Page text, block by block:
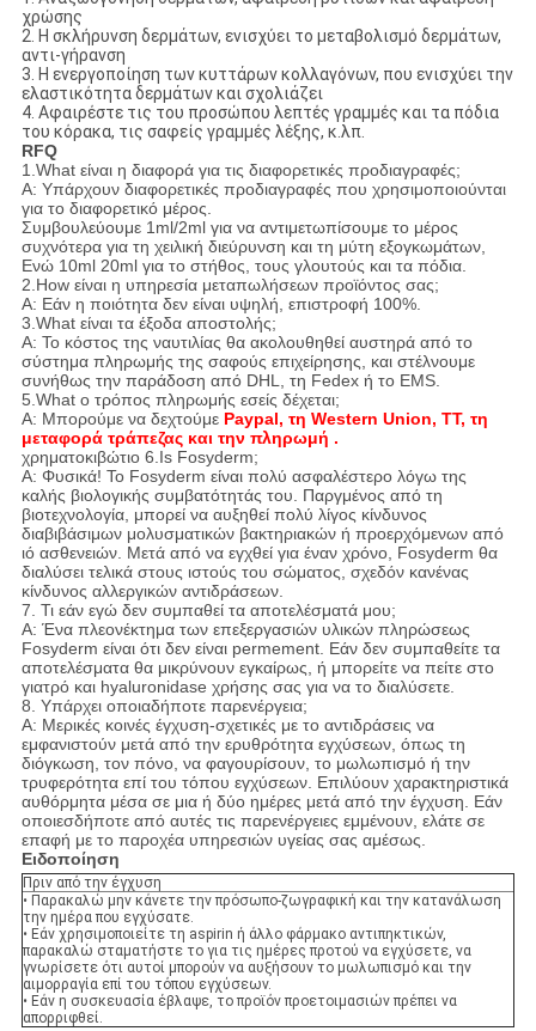
χρώσης
2. Η σκλήρυνση δερμάτων, ενισχύει το μεταβολισμό δερμάτων,
αντι-γήρανση
3. Η ενεργοποίηση των κυττάρων κολλαγόνων, που ενισχύει την
ελαστικότητα δερμάτων και σχολιάζει
4. Αφαιρέστε τις του προσώπου λεπτές γραμμές και τα πόδια
του κόρακα, τις σαφείς γραμμές λέξης, κ.λπ.
RFQ
1.What είναι η διαφορά για τις διαφορετικές προδιαγραφές;
Α: Υπάρχουν διαφορετικές προδιαγραφές που χρησιμοποιούνται
για το διαφορετικό μέρος.
Συμβουλεύουμε 1ml/2ml για να αντιμετωπίσουμε το μέρος
συχνότερα για τη χειλική διεύρυνση και τη μύτη εξογκωμάτων,
Ενώ 10ml 20ml για το στήθος, τους γλουτούς και τα πόδια.
2.How είναι η υπηρεσία μεταπωλήσεων προϊόντος σας;
Α: Εάν η ποιότητα δεν είναι υψηλή, επιστροφή 100%.
3.What είναι τα έξοδα αποστολής;
Α: Το κόστος της ναυτιλίας θα ακολουθηθεί αυστηρά από το
σύστημα πληρωμής της σαφούς επιχείρησης, και στέλνουμε
συνήθως την παράδοση από DHL, τη Fedex ή το EMS.
5.What ο τρόπος πληρωμής εσείς δέχεται;
Α: Μπορούμε να δεχτούμε Paypal, τη Western Union, TT, τη
μεταφορά τράπεζας και την πληρωμή .
χρηματοκιβώτιο 6.Is Fosyderm;
Α: Φυσικά! Το Fosyderm είναι πολύ ασφαλέστερο λόγω της
καλής βιολογικής συμβατότητάς του. Παργμένος από τη
βιοτεχνολογία, μπορεί να αυξηθεί πολύ λίγος κίνδυνος
διαβιβάσιμων μολυσματικών βακτηριακών ή προερχόμενων από
ιό ασθενειών. Μετά από να εγχθεί για έναν χρόνο, Fosyderm θα
διαλύσει τελικά στους ιστούς του σώματος, σχεδόν κανένας
κίνδυνος αλλεργικών αντιδράσεων.
7. Τι εάν εγώ δεν συμπαθεί τα αποτελέσματά μου;
Α: Ένα πλεονέκτημα των επεξεργασιών υλικών πληρώσεως
Fosyderm είναι ότι δεν είναι permement. Εάν δεν συμπαθείτε τα
αποτελέσματα θα μικρύνουν εγκαίρως, ή μπορείτε να πείτε στο
γιατρό και hyaluronidase χρήσης σας για να το διαλύσετε.
8. Υπάρχει οποιαδήποτε παρενέργεια;
Α: Μερικές κοινές έγχυση-σχετικές με το αντιδράσεις να
εμφανιστούν μετά από την ερυθρότητα εγχύσεων, όπως τη
διόγκωση, τον πόνο, να φαγουρίσουν, το μωλωπισμό ή την
τρυφερότητα επί του τόπου εγχύσεων. Επιλύουν χαρακτηριστικά
αυθόρμητα μέσα σε μια ή δύο ημέρες μετά από την έγχυση. Εάν
οποιεσδήποτε από αυτές τις παρενέργειες εμμένουν, ελάτε σε
επαφή με το παροχέα υπηρεσιών υγείας σας αμέσως.
Ειδοποίηση
Πριν από την έγχυση
• Παρακαλώ μην κάνετε την πρόσωπο-ζωγραφική και την κατανάλωση
την ημέρα που εγχύσατε.
• Εάν χρησιμοποιείτε τη aspirin ή άλλο φάρμακο αντιπηκτικών,
παρακαλώ σταματήστε το για τις ημέρες προτού να εγχύσετε, να
γνωρίσετε ότι αυτοί μπορούν να αυξήσουν το μωλωπισμό και την
αιμορραγία επί του τόπου εγχύσεων.
• Εάν η συσκευασία έβλαψε, το προϊόν προετοιμασιών πρέπει να
απορριφθεί.